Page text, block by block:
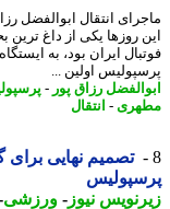
انتقال ابوالفضل رزاق
روزها یکی از داغ ترین بحث
ایران بود، به ایستگاه
اولین ...
رزاق پور-پرسپولیس
- انتقال
تصمیم نهایی برای
نیوز-ورزشی-